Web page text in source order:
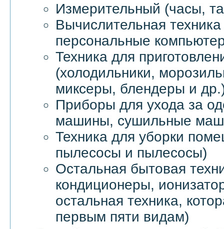
Измерительный (часы,
Вычислительная
персональные
Техника для
(холодильники,
миксеры, блендеры и
Приборы для ухода за
машины, сушильные
Техника для уборки
пылесосы и пылесосы)
Остальная бытовая
кондиционеры,
остальная техника,
первым пяти видам)